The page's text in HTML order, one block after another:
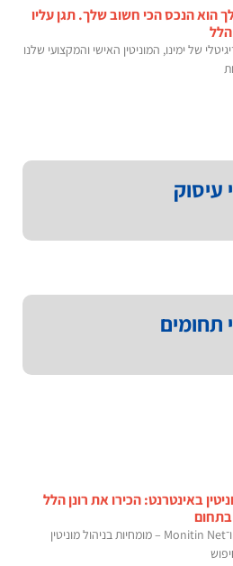
הוא הנכס הכי חשוב שלך. תגן עליו
הלל
של ימינו, המוניטין האישי והמקצועי שלנו
עיסוק
תחומים
באינטרנט: הכירו את רונן הלל
רונן הלל ו־Monitin Net – מומחיות בניהול מוניטין